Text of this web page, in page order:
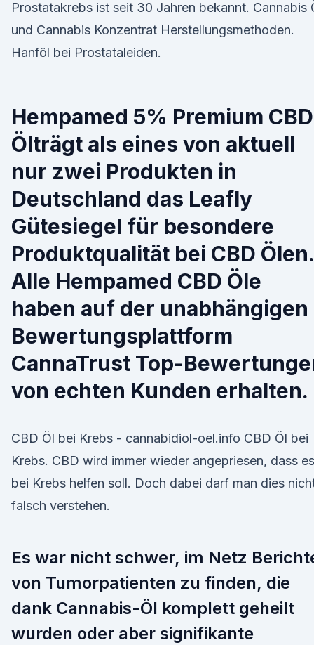
Prostatakrebs ist seit 30 Jahren bekannt. Cannabis
und Cannabis Konzentrat Herstellungsmethoden.
Hanföl bei Prostataleiden.
Hempamed 5% Premium CBD
Ölträgt als eines von aktuell
nur zwei Produkten in
Deutschland das Leafly
Gütesiegel für besondere
Produktqualität bei CBD Ölen.
Alle Hempamed CBD Öle
haben auf der unabhängigen
Bewertungsplattform
CannaTrust Top-
von echten Kunden erhalten.
CBD Öl bei Krebs - cannabidiol-oel.info CBD Öl bei
Krebs. CBD wird immer wieder angepriesen, dass es
bei Krebs helfen soll. Doch dabei darf man dies
falsch verstehen.
Es war nicht schwer, im Netz
von Tumorpatienten zu finden, die
dank Cannabis-Öl komplett geheilt
wurden oder aber signifikante